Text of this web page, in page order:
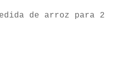
de arroz para 2